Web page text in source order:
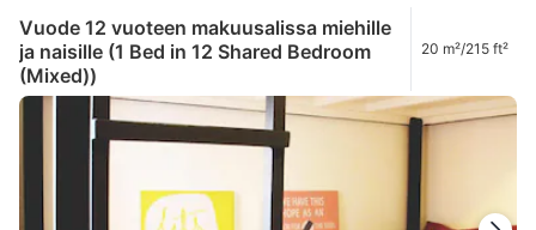
Vuode 12 vuoteen makuusalissa miehille
ja naisille (1 Bed in 12 Shared Bedroom
(Mixed))
20 m²/215 ft²